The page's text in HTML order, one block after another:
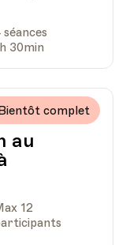
séances
30min
au
complet
12